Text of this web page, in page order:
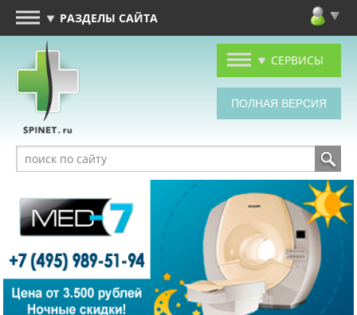
РАЗДЕЛЫ САЙТА
СЕРВИСЫ